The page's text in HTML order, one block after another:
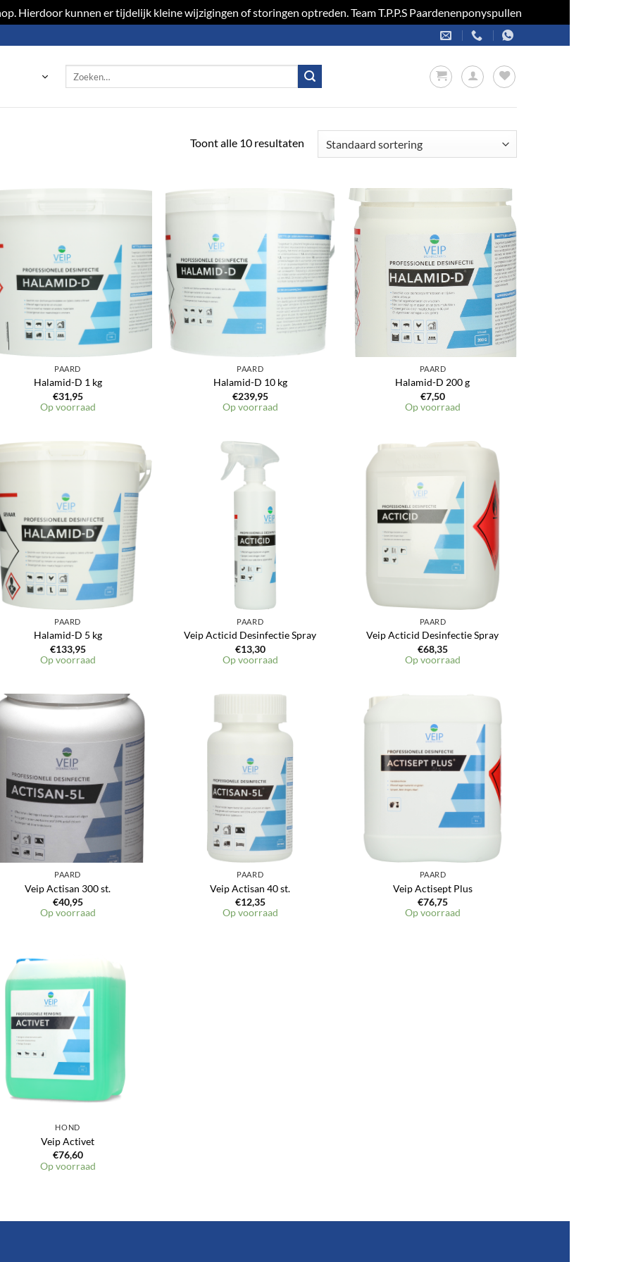
Hierdoor kunnen er tijdelijk kleine wijzigingen of storingen optreden. Team T.P.P.S Paardenenponyspullen
Toont alle 10 resultaten
PAARD
Halamid-D 1 kg
€31,95
Op voorraad
PAARD
Halamid-D 10 kg
€239,95
Op voorraad
PAARD
Halamid-D 200 g
€7,50
Op voorraad
PAARD
Halamid-D 5 kg
€133,95
Op voorraad
PAARD
Veip Acticid Desinfectie Spray
€13,30
Op voorraad
PAARD
Veip Acticid Desinfectie Spray
€68,35
Op voorraad
PAARD
Veip Actisan 300 st.
€40,95
Op voorraad
PAARD
Veip Actisan 40 st.
€12,35
Op voorraad
PAARD
Veip Actisept Plus
€76,75
Op voorraad
HOND
Veip Activet
€76,60
Op voorraad